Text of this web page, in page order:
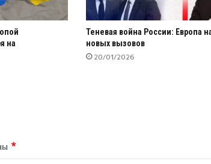
на
Теневая война России: Европа
новых вызовов
20/01/2026
*